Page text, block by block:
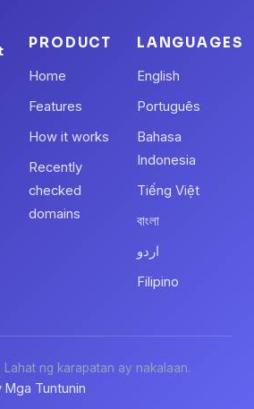
PRODUCT
Home
Features
How it works
Recently
checked
domains
LANGUAGES
English
Português
Bahasa
Indonesia
Tiếng Việt
বাংলা
اردو
Filipino
ng karapatan ay nakalaan.
·Mga Tuntunin